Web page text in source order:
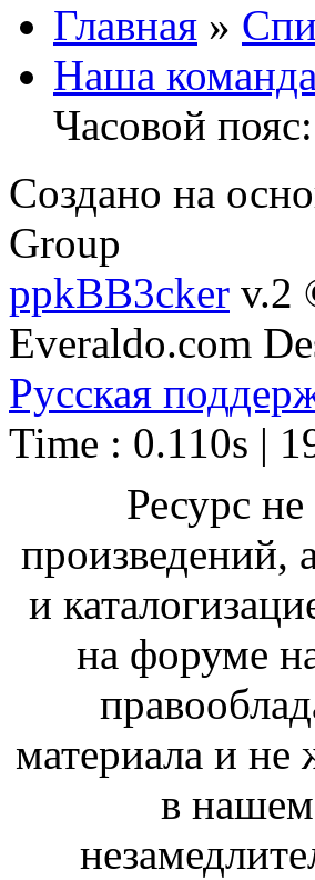
Главная »
Наша команда
Часовой
Создано на
Group
ppkBB3cker v.2
Everaldo.com
Русская
Time : 0.110s |
Ресурс
произведений,
и
на форуме
материала и не
в нашем